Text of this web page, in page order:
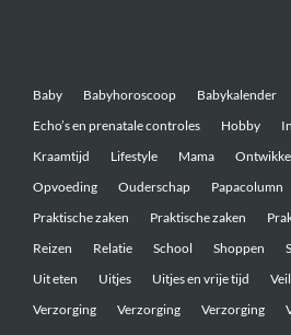
Baby Babyhoroscoop Babykalender
Echo’s en prenatale controles
Hobby
Kraamtijd
Lifestyle Mama
Opvoeding
Ouderschap Papacolumn
Praktische zaken
Praktische zaken
Reizen
Relatie School Shoppen
Uit eten
Uitjes Uitjes en vrije tijd
Verzorging
Verzorging Verzorging